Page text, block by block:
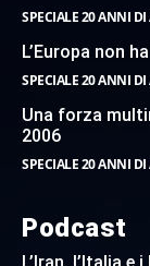
SPECIALE 20 ANNI DI
L’Europa non
SPECIALE 20 ANNI DI
Una forza
2006
SPECIALE 20 ANNI DI
Podcast